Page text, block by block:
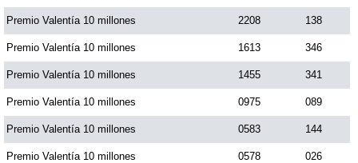
Premio Valentía 10 millones 2208 138
Premio Valentía 10 millones 1613 346
Premio Valentía 10 millones 1455 341
Premio Valentía 10 millones 0975 089
Premio Valentía 10 millones 0583 144
Premio Valentía 10 millones 0578 026